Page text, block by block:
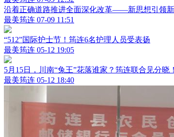
沿着正确道路推进全面深化改革——新思想引领
最美筠连 07-09 11:51
“512”国际护士节！筠连6名护理人员受表扬
最美筠连 05-12 19:05
5月15日，川南“兔王”花落谁家？筠连联合见分晓！
最美筠连 05-12 18:40